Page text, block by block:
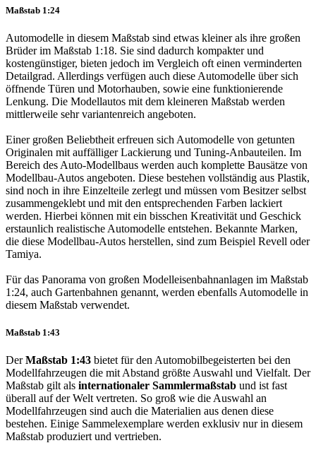
Maßstab 1:24
Automodelle in diesem Maßstab sind etwas kleiner als ihre großen
Brüder im Maßstab 1:18. Sie sind dadurch kompakter und
kostengünstiger, bieten jedoch im Vergleich oft einen verminderten
Detailgrad. Allerdings verfügen auch diese Automodelle über sich
öffnende Türen und Motorhauben, sowie eine funktionierende
Lenkung. Die Modellautos mit dem kleineren Maßstab werden
mittlerweile sehr variantenreich angeboten.
Einer großen Beliebtheit erfreuen sich Automodelle von getunten
Originalen mit auffälliger Lackierung und Tuning-Anbauteilen. Im
Bereich des Auto-Modellbaus werden auch komplette Bausätze von
Modellbau-Autos angeboten. Diese bestehen vollständig aus Plastik,
sind noch in ihre Einzelteile zerlegt und müssen vom Besitzer selbst
zusammengeklebt und mit den entsprechenden Farben lackiert
werden. Hierbei können mit ein bisschen Kreativität und Geschick
erstaunlich realistische Automodelle entstehen. Bekannte Marken,
die diese Modellbau-Autos herstellen, sind zum Beispiel Revell oder
Tamiya.
Für das Panorama von großen Modelleisenbahnanlagen im Maßstab
1:24, auch Gartenbahnen genannt, werden ebenfalls Automodelle in
diesem Maßstab verwendet.
Maßstab 1:43
DerMaßstab 1:43 bietet für den Automobilbegeisterten bei den
Modellfahrzeugen die mit Abstand größte Auswahl und Vielfalt. Der
Maßstab gilt als internationaler Sammlermaßstab und ist fast
überall auf der Welt vertreten. So groß wie die Auswahl an
Modellfahrzeugen sind auch die Materialien aus denen diese
bestehen. Einige Sammelexemplare werden exklusiv nur in diesem
Maßstab produziert und vertrieben.